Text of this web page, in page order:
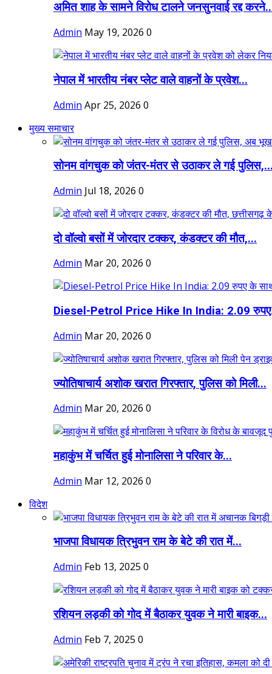
अमित शाह के सामने विरोध टालने जनसुनवाई रद्द
Admin May 19, 2026 0
नेपाल में भारतीय नंबर प्लेट वाले वाहनों के प्रवेश...
Admin Apr 25, 2026 0
मुख्य समाचार
सोनम वांगचुक को जंतर-मंतर से उठाकर ले गई
Admin Jul 18, 2026 0
दो वॉल्वो बसों में जोरदार टक्कर, कंडक्टर की मौत,...
Admin Mar 20, 2026 0
Diesel-Petrol Price Hike In India: 2.09
Admin Mar 20, 2026 0
ज्योतिषाचार्य अशोक खरात गिरफ्तार, पुलिस को मिली...
Admin Mar 20, 2026 0
महाकुंभ में चर्चित हुई मोनालिसा ने परिवार के...
Admin Mar 12, 2026 0
विदेश
भाजपा विधायक त्रिभुवन राम के बेटे की रात में...
Admin Feb 13, 2025 0
रशियन लड़की को गोद में बैठाकर युवक ने मारी बाइक...
Admin Feb 7, 2025 0